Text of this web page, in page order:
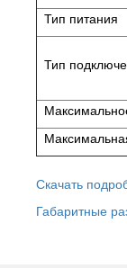
Тип питания
Тип
Скачать
Габаритные